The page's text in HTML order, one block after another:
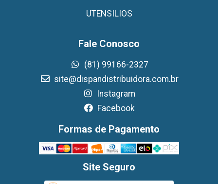
UTENSILIOS
Fale Conosco
(81) 99166-2327
site@dispandistribuidora.com.br
Instagram
Facebook
Formas de Pagamento
Site Seguro